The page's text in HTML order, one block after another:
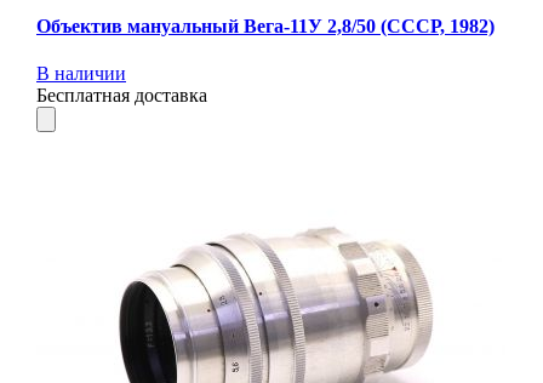
Объектив мануальный Вега-11У 2,8/50 (СССР, 1982)
В наличии
Бесплатная доставка